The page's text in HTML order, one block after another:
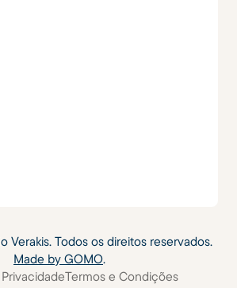
Verakis. Todos os direitos reservados.
Made by GOMO.
Termos e Condições